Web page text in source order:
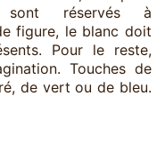
réservés à
figure, le blanc doit
Pour le reste,
Touches de
de vert ou de bleu.